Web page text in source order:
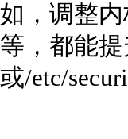
如，调整
等，都能
或/etc/